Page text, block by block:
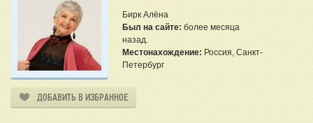
Бирк Алёна
Был на сайте: более месяца
назад.
Местонахождение: Россия, Санкт-
Петербург
ДОБАВИТЬ В ИЗБРАННОЕ